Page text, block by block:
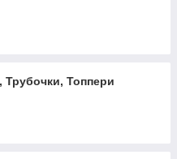
Трубочки, Топпери